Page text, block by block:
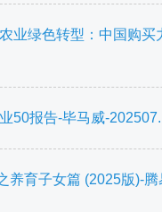
业绿色转型：中国购买
50报告-毕马威-
养育子女篇 (2025版)-腾